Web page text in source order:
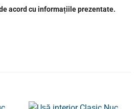
acord cu informațiile prezentate.